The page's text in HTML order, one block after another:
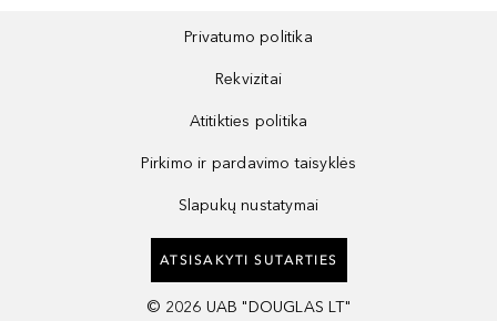
Privatumo politika
Rekvizitai
Atitikties politika
Pirkimo ir pardavimo taisyklės
Slapukų nustatymai
ATSISAKYTI SUTARTIES
© 2026 UAB "DOUGLAS LT"